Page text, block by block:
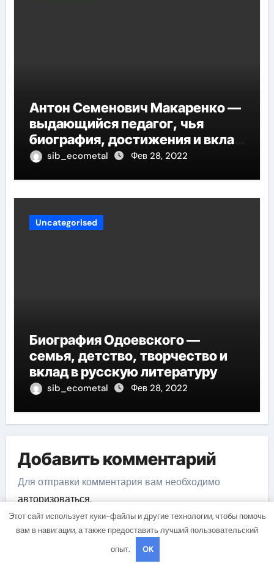
Антон Семенович Макаренко —
выдающийся педагог, чья
биография, достижения и вклад
в педагогику оказывают
sib_ecometal Фев 28, 2022
Uncategorised
Биография Одоевского —
семья, детство, творчество и
вклад в русскую литературу
sib_ecometal Фев 28, 2022
Добавить комментарий
Для отправки комментария вам необходимо
авторизоваться.
Этот сайт использует куки-файлы и другие технологии, чтобы помочь
вам в навигации, а также предоставить лучший пользовательский
опыт.
OK